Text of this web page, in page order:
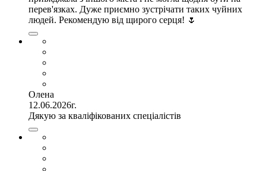
перев'язках. Дуже приємно зустрічати таких чуйних
людей. Рекомендую від щирого серця! 🌷
Олена
12.06.2026г.
Дякую за кваліфікованих спеціалістів